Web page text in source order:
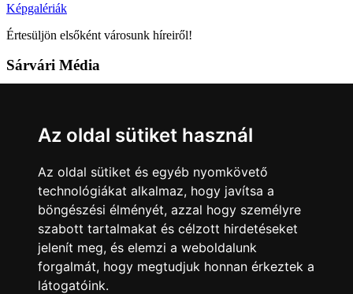
Az oldal sütiket használ
Az oldal sütiket és egyéb nyomkövető
technológiákat alkalmaz, hogy javítsa a
böngészési élményét, azzal hogy személyre
szabott tartalmakat és célzott hirdetéseket
jelenít meg, és elemzi a weboldalunk
forgalmát, hogy megtudjuk honnan érkeztek a
látogatóink.
Képgalériák
Értesüljön elsőként városunk híreiről!
Sárvári Média
Kövess minket!
Sárvár lendületben Sárvár lendületben
Nyilatkozatok
Impresszum Felhasználási feltételek Adatkezelési tájékoztató
Akadálymentesítési nyilatkozat